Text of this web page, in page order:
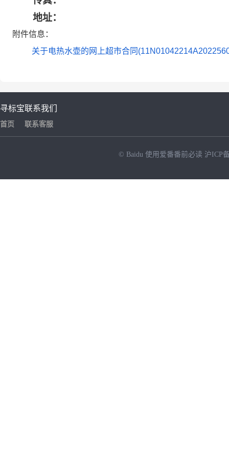
地址：
附件信息：
关于电热水壶的网上超市合同
寻标宝
首页
联系我们
联系客服
© Baidu 使用爱番番前必读 沪ICP